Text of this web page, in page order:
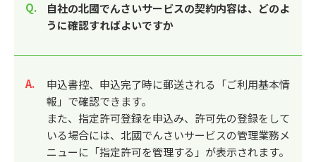
自社の北國でんさいサービスの契約内容は、どのよ
うに確認すればよいですか
回答
申込書控、申込完了時に郵送される「ご利用基本情
報」で確認できます。
また、指定許可登録を申込み、許可先の登録をして
いる場合には、北國でんさいサービスの管理業務メ
ニューに「指定許可を管理する」が表示されます。